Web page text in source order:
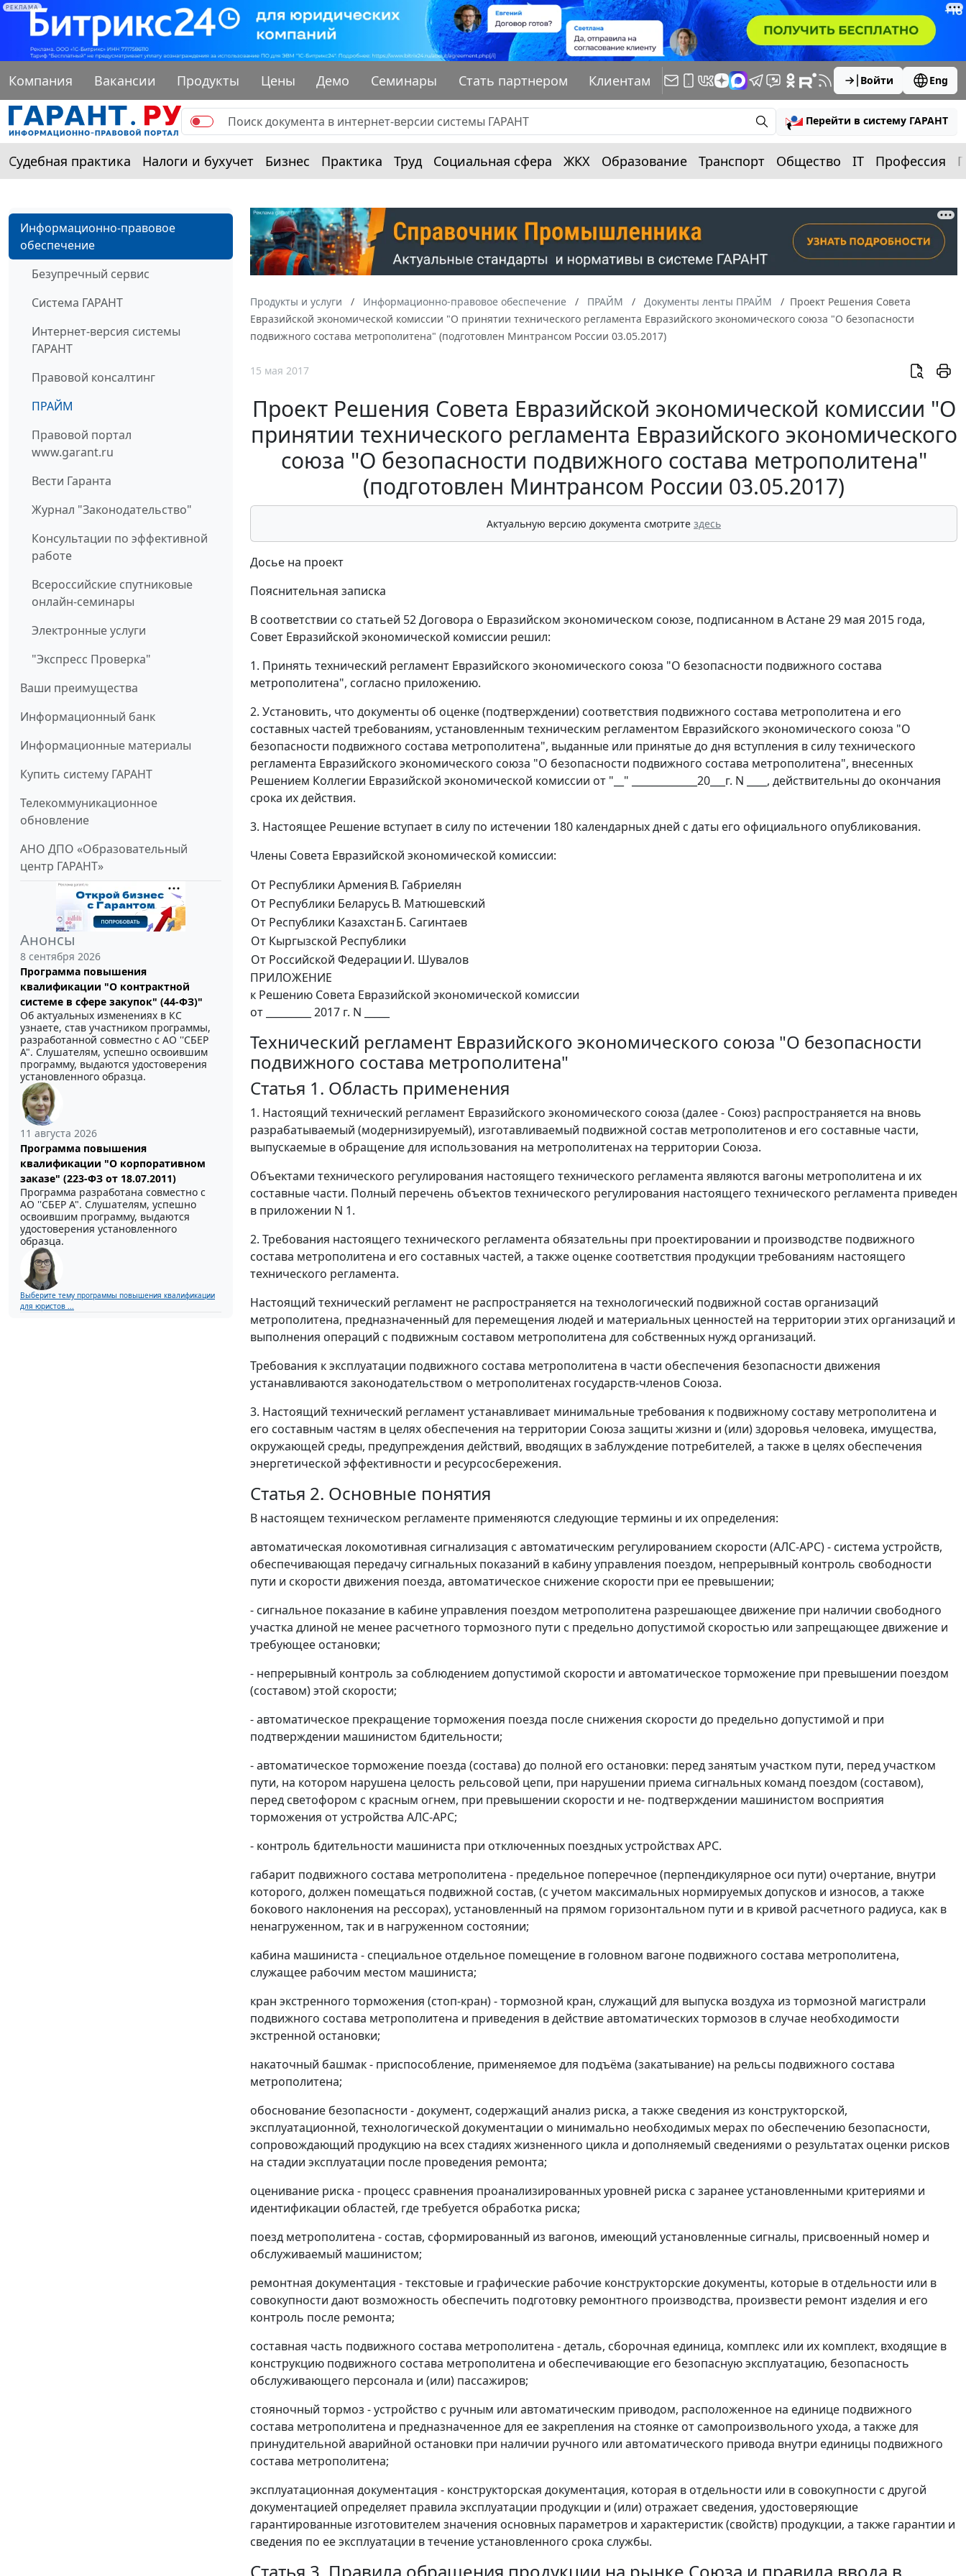
РЕКЛАМА
Компания Вакансии Продукты Цены Демо Семинары Стать партнером Клиентам Войти Eng
Перейти в систему ГАРАНТ
Судебная практика Налоги и бухучет Бизнес Практика Труд Социальная сфера ЖКХ Образование Транспорт Общество IT Профессия
Информационно-правовое
обеспечение
Безупречный сервис
Система ГАРАНТ
Интернет-версия системы
ГАРАНТ
Правовой консалтинг
ПРАЙМ
Правовой портал
www.garant.ru
Вести Гаранта
Журнал "Законодательство"
Консультации по эффективной
работе
Всероссийские спутниковые
онлайн-семинары
Электронные услуги
"Экспресс Проверка"
Ваши преимущества
Информационный банк
Информационные материалы
Купить систему ГАРАНТ
Телекоммуникационное
обновление
АНО ДПО «Образовательный
центр ГАРАНТ»
Анонсы
8 сентября 2026
Программа повышения
квалификации "О контрактной
системе в сфере закупок" (44-ФЗ)"
Об актуальных изменениях в КС
узнаете, став участником программы,
разработанной совместно с АО ''СБЕР
А". Слушателям, успешно освоившим
программу, выдаются удостоверения
установленного образца.
11 августа 2026
Программа повышения
квалификации "О корпоративном
заказе" (223-ФЗ от 18.07.2011)
Программа разработана совместно с
АО ''СБЕР А". Слушателям, успешно
освоившим программу, выдаются
удостоверения установленного
образца.
Выберите тему программы повышения квалификации
для юристов ...
Продукты и услуги Информационно-правовое обеспечение ПРАЙМ Документы ленты ПРАЙМ
Проект Решения Совета
Евразийской экономической комиссии "О принятии технического регламента Евразийского экономического союза "О безопасности
подвижного состава метрополитена" (подготовлен Минтрансом России 03.05.2017)
15 мая 2017
Проект Решения Совета Евразийской экономической комиссии "О
принятии технического регламента Евразийского экономического
союза "О безопасности подвижного состава метрополитена"
(подготовлен Минтрансом России 03.05.2017)
Актуальную версию документа смотрите здесь
Досье на проект
Пояснительная записка
В соответствии со статьей 52 Договора о Евразийском экономическом союзе, подписанном в Астане 29 мая 2015 года,
Совет Евразийской экономической комиссии решил:
1. Принять технический регламент Евразийского экономического союза "О безопасности подвижного состава
метрополитена", согласно приложению.
2. Установить, что документы об оценке (подтверждении) соответствия подвижного состава метрополитена и его
составных частей требованиям, установленным техническим регламентом Евразийского экономического союза "О
безопасности подвижного состава метрополитена", выданные или принятые до дня вступления в силу технического
регламента Евразийского экономического союза "О безопасности подвижного состава метрополитена", внесенных
Решением Коллегии Евразийской экономической комиссии от "__" _____________20___г. N ____, действительны до окончания
срока их действия.
3. Настоящее Решение вступает в силу по истечении 180 календарных дней с даты его официального опубликования.
Члены Совета Евразийской экономической комиссии:
От Республики АрменияВ. Габриелян
От Республики БеларусьВ. Матюшевский
От Республики КазахстанБ. Сагинтаев
От Кыргызской Республики
От Российской ФедерацииИ. Шувалов
ПРИЛОЖЕНИЕ
к Решению Совета Евразийской экономической комиссии
от _________ 2017 г. N _____
Технический регламент Евразийского экономического союза "О безопасности
подвижного состава метрополитена"
Статья 1. Область применения
1. Настоящий технический регламент Евразийского экономического союза (далее - Союз) распространяется на вновь
разрабатываемый (модернизируемый), изготавливаемый подвижной состав метрополитенов и его составные части,
выпускаемые в обращение для использования на метрополитенах на территории Союза.
Объектами технического регулирования настоящего технического регламента являются вагоны метрополитена и их
составные части. Полный перечень объектов технического регулирования настоящего технического регламента приведен
в приложении N 1.
2. Требования настоящего технического регламента обязательны при проектировании и производстве подвижного
состава метрополитена и его составных частей, а также оценке соответствия продукции требованиям настоящего
технического регламента.
Настоящий технический регламент не распространяется на технологический подвижной состав организаций
метрополитена, предназначенный для перемещения людей и материальных ценностей на территории этих организаций и
выполнения операций с подвижным составом метрополитена для собственных нужд организаций.
Требования к эксплуатации подвижного состава метрополитена в части обеспечения безопасности движения
устанавливаются законодательством о метрополитенах государств-членов Союза.
3. Настоящий технический регламент устанавливает минимальные требования к подвижному составу метрополитена и
его составным частям в целях обеспечения на территории Союза защиты жизни и (или) здоровья человека, имущества,
окружающей среды, предупреждения действий, вводящих в заблуждение потребителей, а также в целях обеспечения
энергетической эффективности и ресурсосбережения.
Статья 2. Основные понятия
В настоящем техническом регламенте применяются следующие термины и их определения:
автоматическая локомотивная сигнализация с автоматическим регулированием скорости (АЛС-АРС) - система устройств,
обеспечивающая передачу сигнальных показаний в кабину управления поездом, непрерывный контроль свободности
пути и скорости движения поезда, автоматическое снижение скорости при ее превышении;
- сигнальное показание в кабине управления поездом метрополитена разрешающее движение при наличии свободного
участка длиной не менее расчетного тормозного пути с предельно допустимой скоростью или запрещающее движение и
требующее остановки;
- непрерывный контроль за соблюдением допустимой скорости и автоматическое торможение при превышении поездом
(составом) этой скорости;
- автоматическое прекращение торможения поезда после снижения скорости до предельно допустимой и при
подтверждении машинистом бдительности;
- автоматическое торможение поезда (состава) до полной его остановки: перед занятым участком пути, перед участком
пути, на котором нарушена целость рельсовой цепи, при нарушении приема сигнальных команд поездом (составом),
перед светофором с красным огнем, при превышении скорости и не- подтверждении машинистом восприятия
торможения от устройства АЛС-АРС;
- контроль бдительности машиниста при отключенных поездных устройствах АРС.
габарит подвижного состава метрополитена - предельное поперечное (перпендикулярное оси пути) очертание, внутри
которого, должен помещаться подвижной состав, (с учетом максимальных нормируемых допусков и износов, а также
бокового наклонения на рессорах), установленный на прямом горизонтальном пути и в кривой расчетного радиуса, как в
ненагруженном, так и в нагруженном состоянии;
кабина машиниста - специальное отдельное помещение в головном вагоне подвижного состава метрополитена,
служащее рабочим местом машиниста;
кран экстренного торможения (стоп-кран) - тормозной кран, служащий для выпуска воздуха из тормозной магистрали
подвижного состава метрополитена и приведения в действие автоматических тормозов в случае необходимости
экстренной остановки;
накаточный башмак - приспособление, применяемое для подъёма (закатывание) на рельсы подвижного состава
метрополитена;
обоснование безопасности - документ, содержащий анализ риска, а также сведения из конструкторской,
эксплуатационной, технологической документации о минимально необходимых мерах по обеспечению безопасности,
сопровождающий продукцию на всех стадиях жизненного цикла и дополняемый сведениями о результатах оценки рисков
на стадии эксплуатации после проведения ремонта;
оценивание риска - процесс сравнения проанализированных уровней риска с заранее установленными критериями и
идентификации областей, где требуется обработка риска;
поезд метрополитена - состав, сформированный из вагонов, имеющий установленные сигналы, присвоенный номер и
обслуживаемый машинистом;
ремонтная документация - текстовые и графические рабочие конструкторские документы, которые в отдельности или в
совокупности дают возможность обеспечить подготовку ремонтного производства, произвести ремонт изделия и его
контроль после ремонта;
составная часть подвижного состава метрополитена - деталь, сборочная единица, комплекс или их комплект, входящие в
конструкцию подвижного состава метрополитена и обеспечивающие его безопасную эксплуатацию, безопасность
обслуживающего персонала и (или) пассажиров;
стояночный тормоз - устройство с ручным или автоматическим приводом, расположенное на единице подвижного
состава метрополитена и предназначенное для ее закрепления на стоянке от самопроизвольного ухода, а также для
принудительной аварийной остановки при наличии ручного или автоматического привода внутри единицы подвижного
состава метрополитена;
эксплуатационная документация - конструкторская документация, которая в отдельности или в совокупности с другой
документацией определяет правила эксплуатации продукции и (или) отражает сведения, удостоверяющие
гарантированные изготовителем значения основных параметров и характеристик (свойств) продукции, а также гарантии и
сведения по ее эксплуатации в течение установленного срока службы.